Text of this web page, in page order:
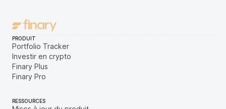
PRODUIT
Portfolio Tracker
Investir en crypto
Finary Plus
Finary Pro
RESSOURCES